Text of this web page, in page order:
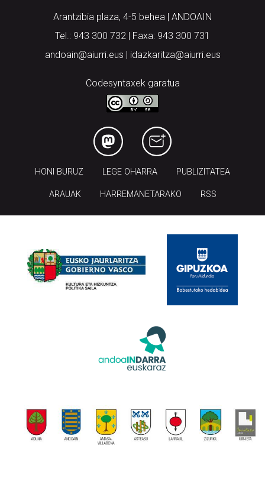
Arantzibia plaza, 4-5 behea | ANDOAIN
Tel.: 943 300 732 | Faxa: 943 300 731
andoain@aiurri.eus | idazkaritza@aiurri.eus
Codesyntaxek garatua
HONI BURUZ LEGE OHARRA PUBLIZITATEA
ARAUAK HARREMANETARAKO RSS